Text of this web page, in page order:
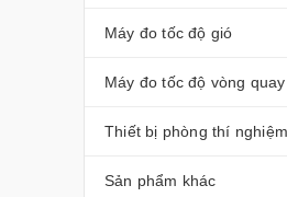
Máy đo tốc độ gió
Máy đo tốc độ vòng quay
Thiết bị phòng thí nghiệm
Sản phẩm khác